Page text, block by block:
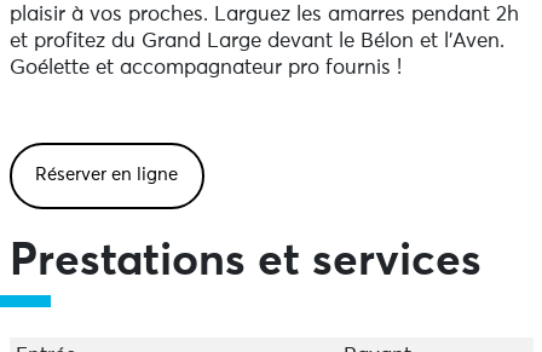
plaisir à vos proches. Larguez les amarres pendant 2h
et profitez du Grand Large devant le Bélon et l’Aven.
Goélette et accompagnateur pro fournis !
Réserver en ligne
Prestations et services